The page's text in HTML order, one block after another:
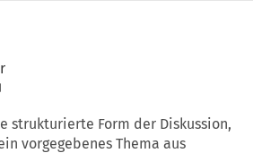
strukturierte Form der Diskussion,
vorgegebenes Thema aus